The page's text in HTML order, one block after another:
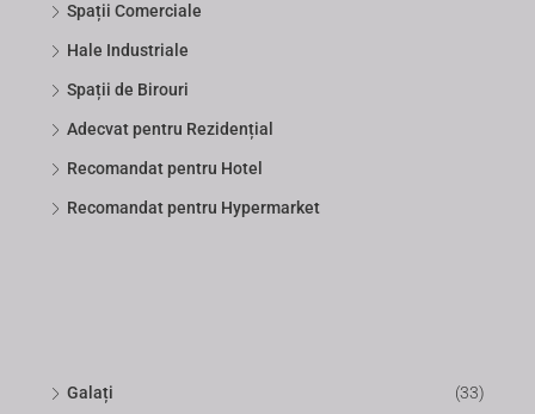
Spații Comerciale
Hale Industriale
Spații de Birouri
Adecvat pentru Rezidențial
Recomandat pentru Hotel
Recomandat pentru Hypermarket
Galați (33)